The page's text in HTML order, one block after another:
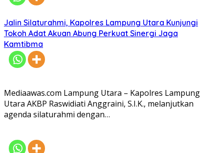
Jalin Silaturahmi, Kapolres Lampung Utara Kunjungi
Tokoh Adat Akuan Abung Perkuat Sinergi Jaga
Kamtibma
Mediaawas.com Lampung Utara – Kapolres Lampung
Utara AKBP Raswidiati Anggraini, S.I.K., melanjutkan
agenda silaturahmi dengan…